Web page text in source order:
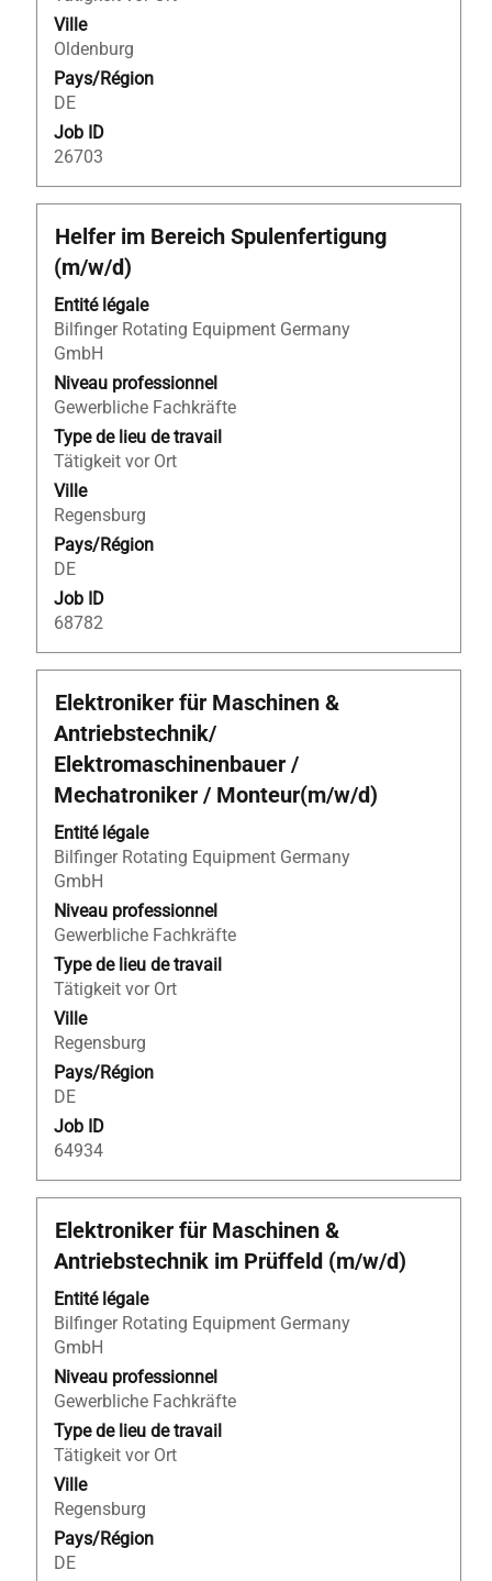
Ville
Oldenburg
Pays/Région
DE
Job ID
26703
le
contenu
des
informations
d’emploi.
Titre
Helfer im Bereich Spulenfertigung
(m/w/d)
Entité légale
Bilfinger Rotating Equipment Germany
GmbH
Niveau professionnel
Gewerbliche Fachkräfte
Type de lieu de travail
Tätigkeit vor Ort
Ville
Regensburg
Pays/Région
DE
Job ID
68782
Sélectionnez
avec
la
barre
d’espacement
pour
afficher
tout
le
contenu
des
informations
d’emploi.
Titre
Elektroniker für Maschinen &
Antriebstechnik/
Elektromaschinenbauer /
Mechatroniker / Monteur(m/w/d)
Entité légale
Bilfinger Rotating Equipment Germany
GmbH
Niveau professionnel
Gewerbliche Fachkräfte
Type de lieu de travail
Tätigkeit vor Ort
Ville
Regensburg
Pays/Région
DE
Job ID
64934
Sélectionnez
avec
la
barre
d’espacement
afficher
tout
le
contenu
des
informations
d’emploi.
Titre
Elektroniker für Maschinen &
Antriebstechnik im Prüffeld (m/w/d)
Entité légale
Bilfinger Rotating Equipment Germany
GmbH
Niveau professionnel
Gewerbliche Fachkräfte
Type de lieu de travail
Tätigkeit vor Ort
Ville
Regensburg
Pays/Région
DE
Sélectionnez
avec
la
barre
d’espacement
pour
afficher
tout
le
contenu
des
informations
d’emploi.